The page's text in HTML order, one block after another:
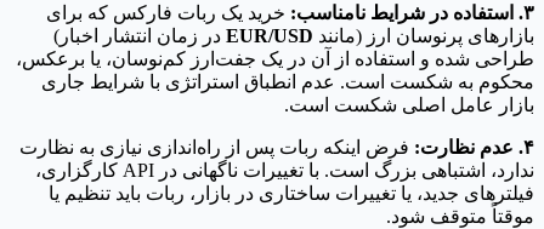
۳. استفاده در شرایط نامناسب:
خرید یک ربات فارکس که برای
بازارهای پرنوسان ارز (مانند EUR/USD در زمان انتشار اخبار)
طراحی شده و استفاده از آن در یک جفت‌ارز کم‌نوسان، یا برعکس،
محکوم به شکست است. عدم انطباق استراتژی با شرایط جاری
بازار عامل اصلی شکست است.
۴. عدم نظارت:
فرض اینکه ربات پس از راه‌اندازی نیازی به نظارت
ندارد، اشتباهی بزرگ است. با تغییرات ناگهانی در API کارگزاری،
فیلترهای جدید، یا تغییرات ساختاری در بازار، ربات باید تنظیم یا
موقتاً متوقف شود.